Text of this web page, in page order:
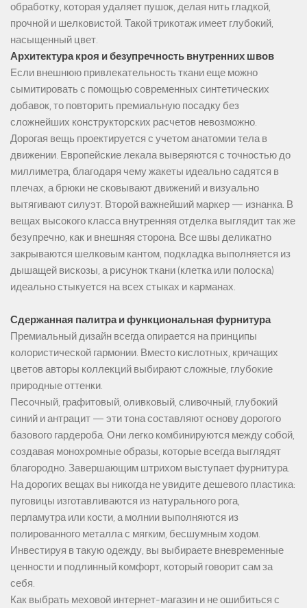
обработку, которая удаляет пушок, делая нить гладкой,
прочной и шелковистой. Такой трикотаж имеет глубокий,
насыщенный цвет.
Архитектура кроя и безупречность внутренних швов
Если внешнюю привлекательность ткани еще можно
сымитировать с помощью современных синтетических
добавок, то повторить премиальную посадку без
сложнейших конструкторских расчетов невозможно.
Дорогая вещь проектируется с учетом анатомии тела в
движении. Европейские лекала выверяются с точностью до
миллиметра, благодаря чему жакеты идеально садятся в
плечах, а брюки не сковывают движений и визуально
вытягивают силуэт. Второй важнейший маркер — изнанка. В
вещах высокого класса внутренняя отделка выглядит так же
безупречно, как и внешняя сторона. Все швы деликатно
закрываются шелковым кантом, подкладка выполняется из
дышащей вискозы, а рисунок ткани (клетка или полоска)
идеально стыкуется на всех стыках и карманах.
Сдержанная палитра и функциональная фурнитура
Премиальный дизайн всегда опирается на принципы
колористической гармонии. Вместо кислотных, кричащих
цветов авторы коллекций выбирают сложные, глубокие
природные оттенки.
Песочный, графитовый, оливковый, сливочный, глубокий
синий и антрацит — эти тона составляют основу дорогого
базового гардероба. Они легко комбинируются между собой,
создавая монохромные образы, которые всегда выглядят
благородно. Завершающим штрихом выступает фурнитура.
На дорогих вещах вы никогда не увидите дешевого пластика:
пуговицы изготавливаются из натурального рога,
перламутра или кости, а молнии выполняются из
полированного металла с мягким, бесшумным ходом.
Инвестируя в такую одежду, вы выбираете вневременные
ценности и подлинный комфорт, который говорит сам за
себя.
Как выбрать меховой интернет-магазин и не ошибиться с